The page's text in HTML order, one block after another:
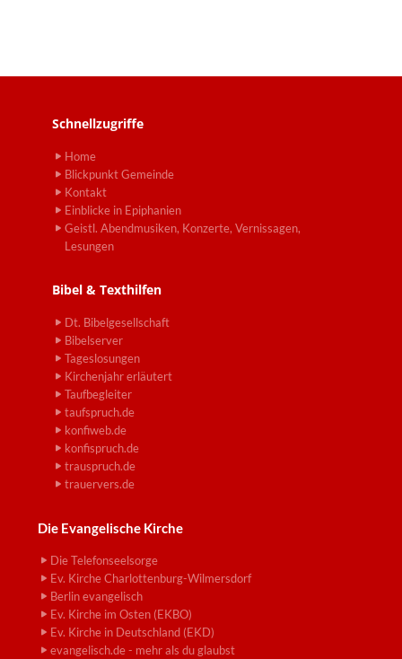
Schnellzugriffe
Home
Blickpunkt Gemeinde
Kontakt
Einblicke in Epiphanien
Geistl. Abendmusiken, Konzerte, Vernissagen,
Lesungen
Bibel & Texthilfen
Dt. Bibelgesellschaft
Bibelserver
Tageslosungen
Kirchenjahr erläutert
Taufbegleiter
taufspruch.de
konfiweb.de
konfispruch.de
trauspruch.de
trauervers.de
Die Evangelische Kirche
Die Telefonseelsorge
Ev. Kirche Charlottenburg-Wilmersdorf
Berlin evangelisch
Ev. Kirche im Osten (EKBO)
Ev. Kirche in Deutschland (EKD)
evangelisch.de - mehr als du glaubst